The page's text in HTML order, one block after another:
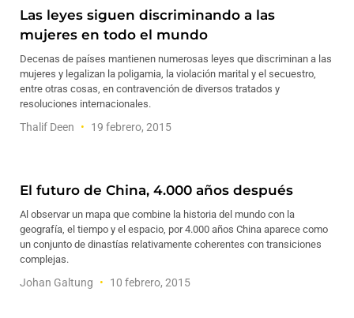
Las leyes siguen discriminando a las
mujeres en todo el mundo
Decenas de países mantienen numerosas leyes que discriminan a las
mujeres y legalizan la poligamia, la violación marital y el secuestro,
entre otras cosas, en contravención de diversos tratados y
resoluciones internacionales.
Thalif Deen 19 febrero, 2015
El futuro de China, 4.000 años después
Al observar un mapa que combine la historia del mundo con la
geografía, el tiempo y el espacio, por 4.000 años China aparece como
un conjunto de dinastías relativamente coherentes con transiciones
complejas.
Johan Galtung 10 febrero, 2015